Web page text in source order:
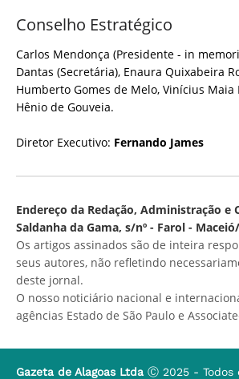
Conselho Estratégico
Carlos Mendonça (Presidente - in
Dantas (Secretária), Enaura Quixabeira
Humberto Gomes de Melo, Vinícius
Hênio de Gouveia.
Diretor Executivo: Fernando James
Endereço da Redação, Administração e
Saldanha da Gama, s/nº - Farol -
Os artigos assinados são de inteira
seus autores, não refletindo
deste jornal.
O nosso noticiário nacional e
agências Estado de São Paulo e
Gazeta de Alagoas Ltda Ⓒ 2025 - Todos